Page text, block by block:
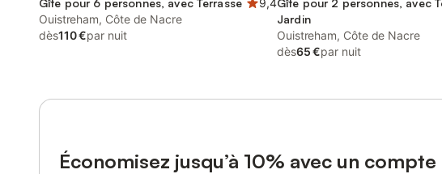
Gîte pour 6 personnes, avec Terrasse
9,4
Ouistreham, Côte de Nacre
dès110 €par nuit
Gîte pour 2 personnes, avec
Jardin
Ouistreham, Côte de Nacre
dès65 €par nuit
Économisez jusqu’à 10% avec un compte